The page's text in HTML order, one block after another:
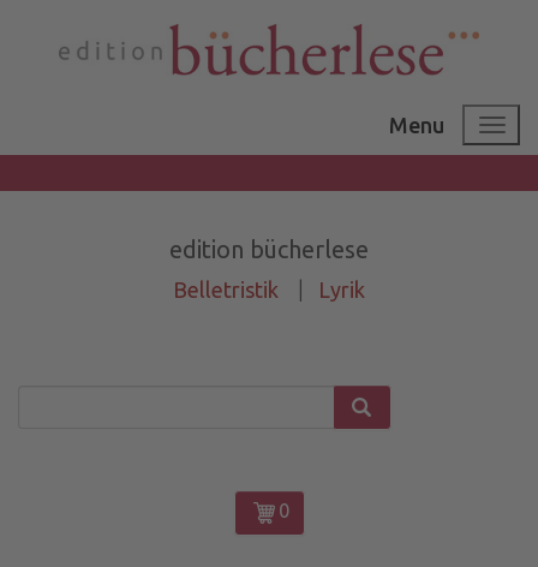
Menu
edition bücherlese
Belletristik Lyrik
0